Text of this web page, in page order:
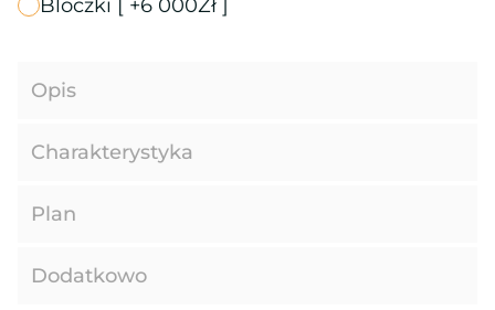
Bloczki [ +6 000Zł ]
Opis
Charakterystyka
Plan
Dodatkowo